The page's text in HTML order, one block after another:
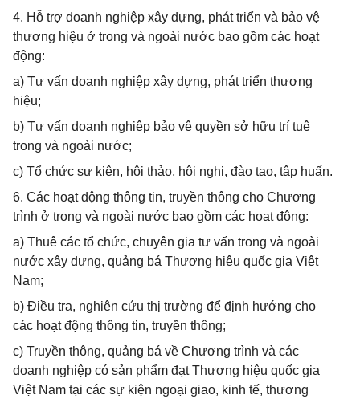
4. Hỗ trợ doanh nghiệp xây dựng, phát triển và bảo vệ
thương hiệu ở trong và ngoài nước bao gồm các hoạt
động:
a) Tư vấn doanh nghiệp xây dựng, phát triển thương
hiệu;
b) Tư vấn doanh nghiệp bảo vệ quyền sở hữu trí tuệ
trong và ngoài nước;
c) Tổ chức sự kiện, hội thảo, hội nghị, đào tạo, tập huấn.
6. Các hoạt động thông tin, truyền thông cho Chương
trình ở trong và ngoài nước bao gồm các hoạt động:
a) Thuê các tổ chức, chuyên gia tư vấn trong và ngoài
nước xây dựng, quảng bá Thương hiệu quốc gia Việt
Nam;
b) Điều tra, nghiên cứu thị trường để định hướng cho
các hoạt động thông tin, truyền thông;
c) Truyền thông, quảng bá về Chương trình và các
doanh nghiệp có sản phẩm đạt Thương hiệu quốc gia
Việt Nam tại các sự kiện ngoại giao, kinh tế, thương